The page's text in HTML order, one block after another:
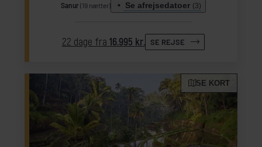
Sanur (19 nætter) Se afrejsedatoer (3)
22 dage fra 16.995 kr. SE REJSE
SE KORT